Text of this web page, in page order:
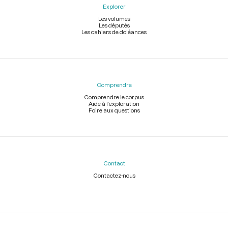
Explorer
Les volumes
Les députés
Les cahiers de doléances
Comprendre
Comprendre le corpus
Aide à l'exploration
Foire aux questions
Contact
Contactez-nous
Légal